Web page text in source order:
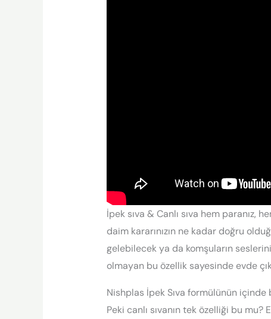
İpek sıva & Canlı sıva hem paranız,
daim kararınızın ne kadar doğru
gelebilecek ya da komşuların
olmayan bu özellik sayesinde evde
Nishplas İpek Sıva formülünün
Peki canlı sıvanın tek özelliği bu mu?